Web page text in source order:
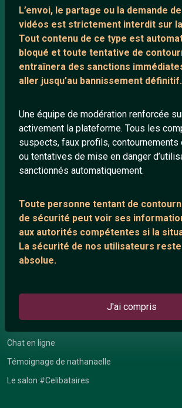
L’envoi, le partage ou la demande de
vidéos est strictement interdit sur
Tout contenu de ce type est
bloqué et toute tentative de
entraînera des sanctions
aller jusqu’au bannissement définitif.
Une équipe de modération renforcée
activement la plateforme. Tous les
suspects, faux profils, contournements
ou tentatives de mise en danger
sanctionnés automatiquement.
Toute personne tentant de
de sécurité peut voir ses
aux autorités compétentes si la
La sécurité de nos utilisateurs
absolue.
J'ai compris
Mentions légales
Protection mineurs
Blog
Communauté
Quotes
Playlists YouTube
ANNEXE
Network IRC
Support IRC
Chat en ligne
Témoignage de nathanaelle
Le salon #Celibataires